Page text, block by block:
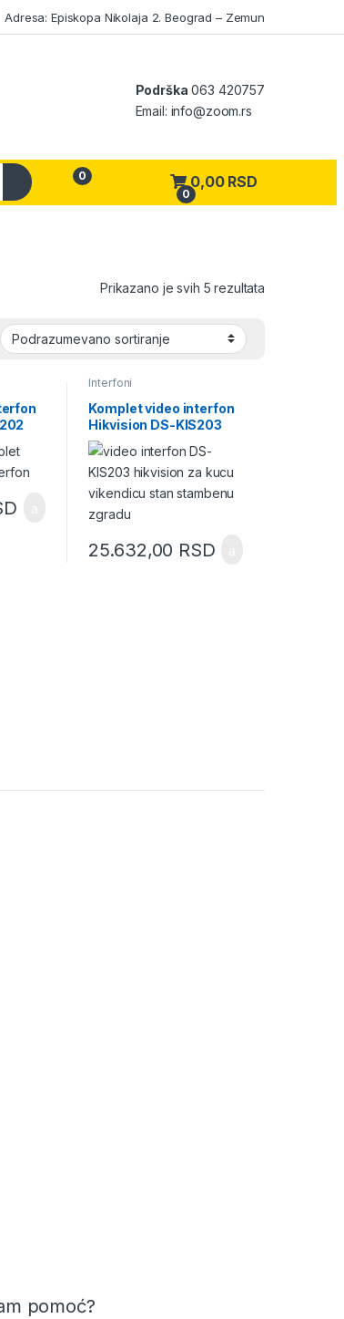
Adresa: Episkopa Nikolaja 2. Beograd – Zemun
Podrška 063 420757
Email: info@zoom.rs
0
My Account
0
0,00RSD
Prikazano je svih 5 rezultata
Interfoni
Komplet video interfon
Hikvision DS-KIS203
25.632,00 RSD
pomoć?